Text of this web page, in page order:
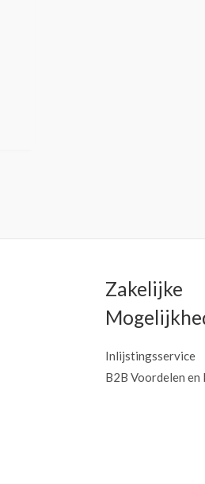
Zakelijke
Inlijstingsservice
B2B Voordelen